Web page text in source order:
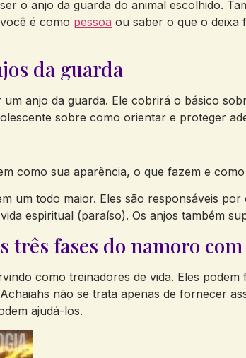
o anjo da guarda do animal escolhido.
é como pessoa ou saber o que o deixa
da guarda
anjo da guarda. Ele cobrirá o básico
sobre como orientar e proteger
como sua aparência, o que fazem e
um todo maior. Eles são responsáveis
espiritual (paraíso). Os anjos também
três fases do namoro
como treinadores de vida. Eles
não se trata apenas de fornecer
ajudá-los.